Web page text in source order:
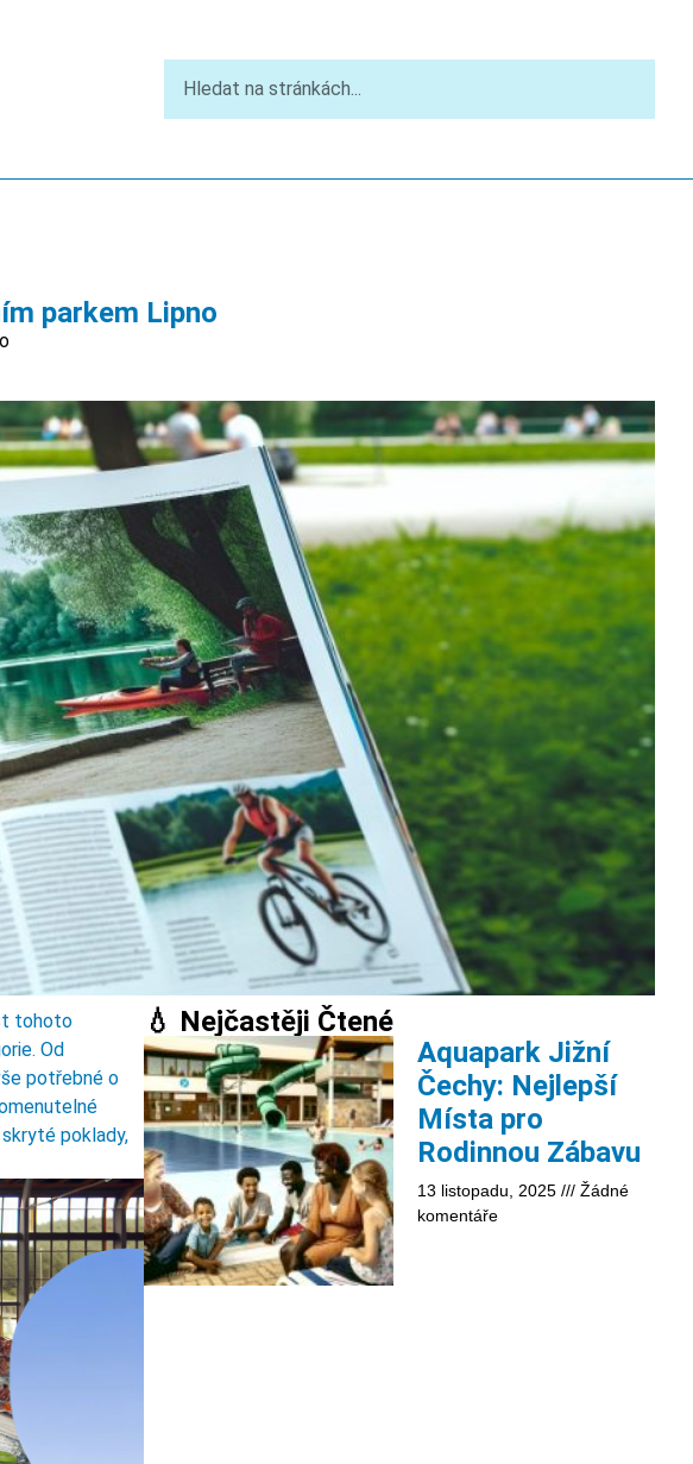
parkem Lipno
tohoto
Od
potřebné o
poklady,
💧 Nejčastěji Čtené
Aquapark Jižní
Čechy: Nejlepší
Místa pro
Rodinnou Zábavu
13 listopadu, 2025
Žádné
komentáře